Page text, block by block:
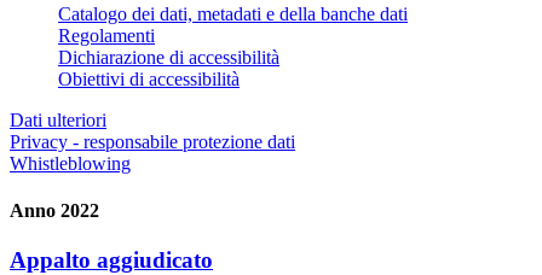
Catalogo dei dati, metadati e della banche dati
Regolamenti
Dichiarazione di accessibilità
Obiettivi di accessibilità
Dati ulteriori
Privacy - responsabile protezione dati
Whistleblowing
Anno 2022
Appalto aggiudicato